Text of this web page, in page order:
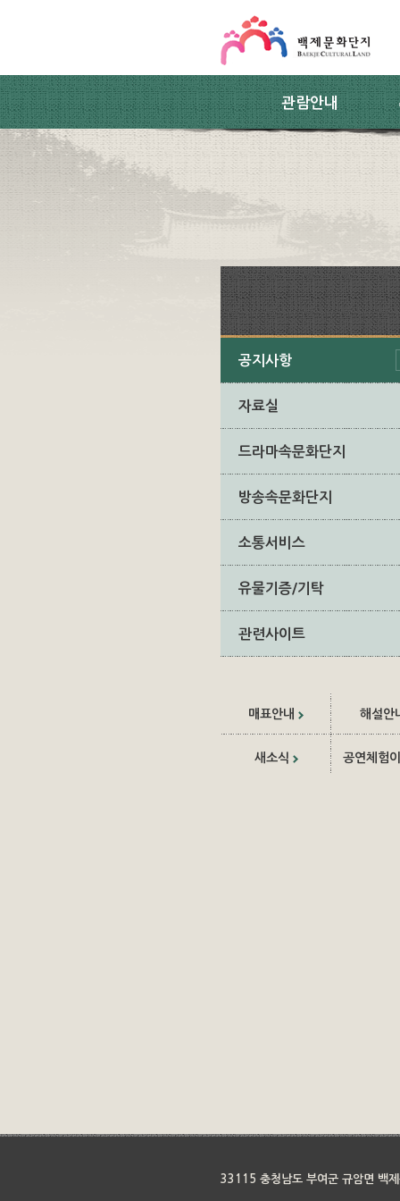
관람안내
공지사항
자료실
드라마속문화단지
방송속문화단지
소통서비스
유물기증/기탁
관련사이트
매표안내 해설안
새소식 공연체험
33115 충청남도 부여군 규암면 백